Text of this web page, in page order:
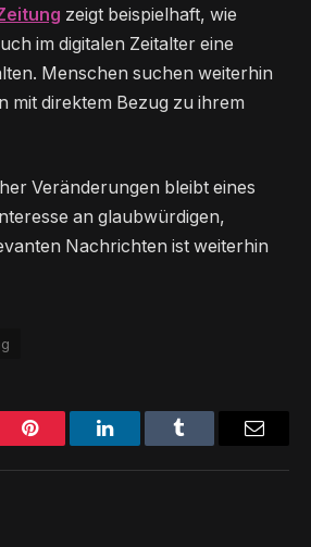
zeigt beispielhaft, wie
im digitalen Zeitalter eine
Menschen suchen weiterhin
mit direktem Bezug zu ihrem
Veränderungen bleibt eines
an glaubwürdigen,
Nachrichten ist weiterhin
Pinterest LinkedInTumblr